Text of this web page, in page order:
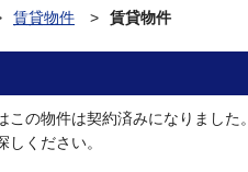
賃貸物件 賃貸物件
の物件は契約済みになりました。
しください。